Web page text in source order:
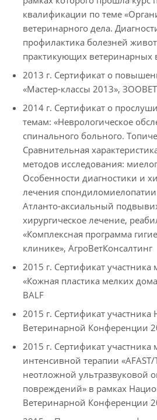
квалификации по теме
ветеринарного дела.
профилактика болезней
практикующих ветеринарных
2013 г. Сертификат о
«Мастер-классы 2013», ЗООВЕТ
2014 г. Сертификат о
темам: «Неврологическое
спинального больного.
Сравнительная
методов исследования:
Особенности диагностики и
лечения
Атланто-аксиальный
хирургическое лечение,
«Комплексная программа
клинике», АгроВетКонсалтинг
2015 г. Сертификат участника
«Кожная пластика мелких
BALF
2015 г. Сертификат
Ветеринарной Конференции
2015 г. Сертификат участника
интенсивной терапии «AFAST/
неотложной ультразвуковой
повреждений» в рамках
Ветеринарной Конференции